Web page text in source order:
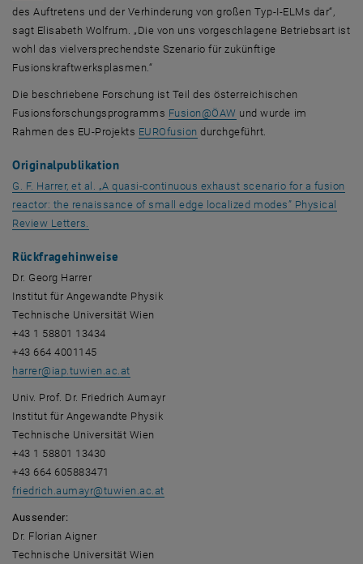
des Auftretens und der Verhinderung von großen Typ-I-ELMs dar“,
sagt Elisabeth Wolfrum. „Die von uns vorgeschlagene Betriebsart ist
wohl das vielversprechendste Szenario für zukünftige
Fusionskraftwerksplasmen.“
Die beschriebene Forschung ist Teil des österreichischen
Fusionsforschungsprogramms Fusion@ÖAW , öffnet eine externe
und wurde im
Rahmen des EU-Projekts EUROfusion , öffnet eine externe URL in
durchgeführt.
Originalpublikation
G. F. Harrer, et al. „A quasi-continuous exhaust scenario for a fusion
reactor: the renaissance of small edge localized modes” Physical
Review Letters.
Rückfragehinweise
Dr. Georg Harrer
Institut für Angewandte Physik
Technische Universität Wien
+43 1 58801 13434
+43 664 4001145
harrer@ iap.tuwien.ac.at
Univ. Prof. Dr. Friedrich Aumayr
Institut für Angewandte Physik
Technische Universität Wien
+43 1 58801 13430
+43 664 605883471
friedrich.aumayr@tuwien.ac.at
Aussender:
Dr. Florian Aigner
Technische Universität Wien